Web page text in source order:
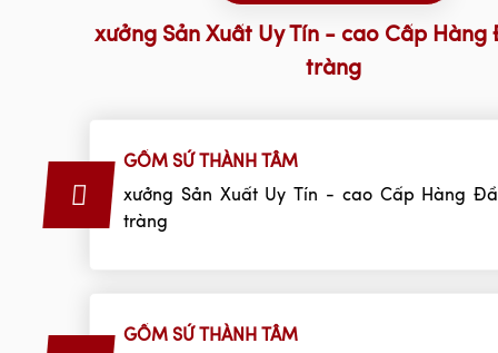
gần gũi với thiên nhiên nhờ vào chất liệu tự nhiên.
từ cổ điển đến hiện đại. Điều này không chỉ giúp bạn dễ
thích mà còn phù hợp với nhiều phong cách trang trí nội
Bạn có thể tìm thấy những chiếc bình với hoa văn
xưởng Sản Xuất Uy Tín - cao Cấp Hàng
tràng
GỐM SỨ THÀNH TÂM
xưởng Sản Xuất Uy Tín - cao Cấp Hàng
tràng
GỐM SỨ THÀNH TÂM